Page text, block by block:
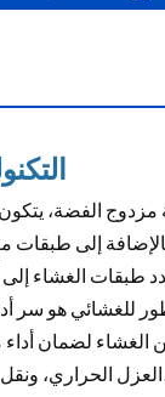
مزدوج الفضة،
إلى طبقات
للغشائي هو سر
لضمان
العزل الحراري، ونقل الضوء، وتوفير الطاقة.